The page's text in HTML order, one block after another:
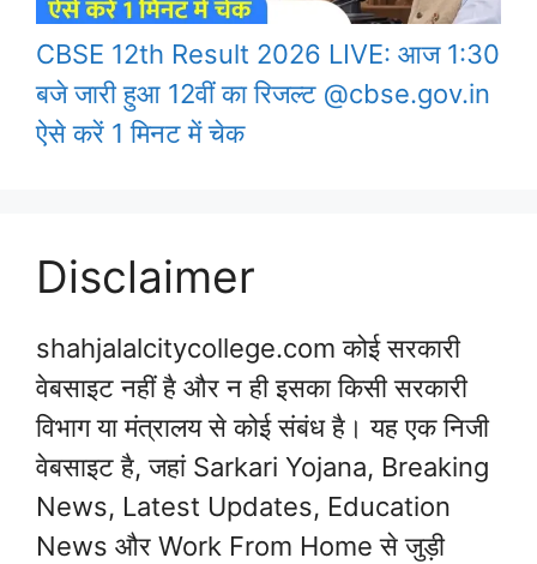
CBSE 12th Result 2026 LIVE: आज 1:30
बजे जारी हुआ 12वीं का रिजल्ट @cbse.gov.in
ऐसे करें 1 मिनट में चेक
Disclaimer
shahjalalcitycollege.com कोई सरकारी
वेबसाइट नहीं है और न ही इसका किसी सरकारी
विभाग या मंत्रालय से कोई संबंध है। यह एक निजी
वेबसाइट है, जहां Sarkari Yojana, Breaking
News, Latest Updates, Education
News और Work From Home से जुड़ी